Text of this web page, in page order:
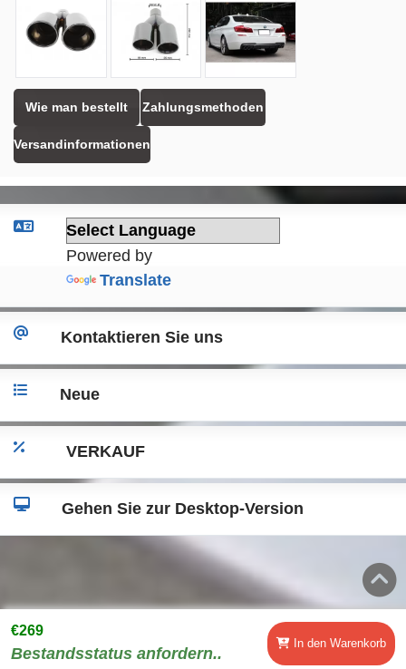
Wie man bestellt Zahlungsmethoden
Versandinformationen
€269
Bestandsstatus anfordern..
In den Warenkorb
Powered by
Translate
Kontaktieren Sie uns
Neue
VERKAUF
Gehen Sie zur Desktop-Version